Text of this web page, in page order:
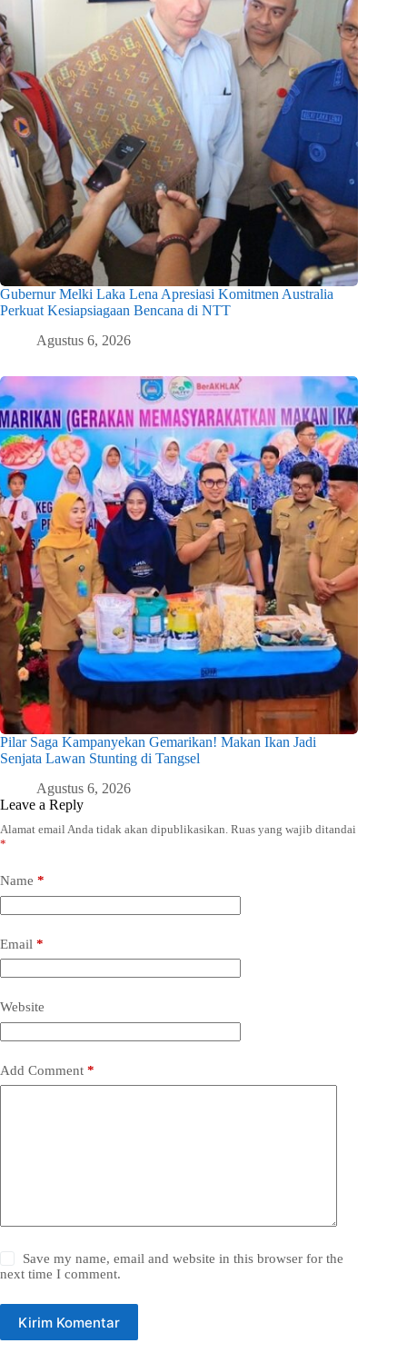
Gubernur Melki Laka Lena Apresiasi Komitmen Australia
Perkuat Kesiapsiagaan Bencana di NTT
Agustus 6, 2026
Pilar Saga Kampanyekan Gemarikan! Makan Ikan Jadi
Senjata Lawan Stunting di Tangsel
Agustus 6, 2026
Leave a Reply
Alamat email Anda tidak akan dipublikasikan. Ruas yang wajib ditandai
*
Name *
Email *
Website
Add Comment *
Save my name, email and website in this browser for the
next time I comment.
Kirim Komentar